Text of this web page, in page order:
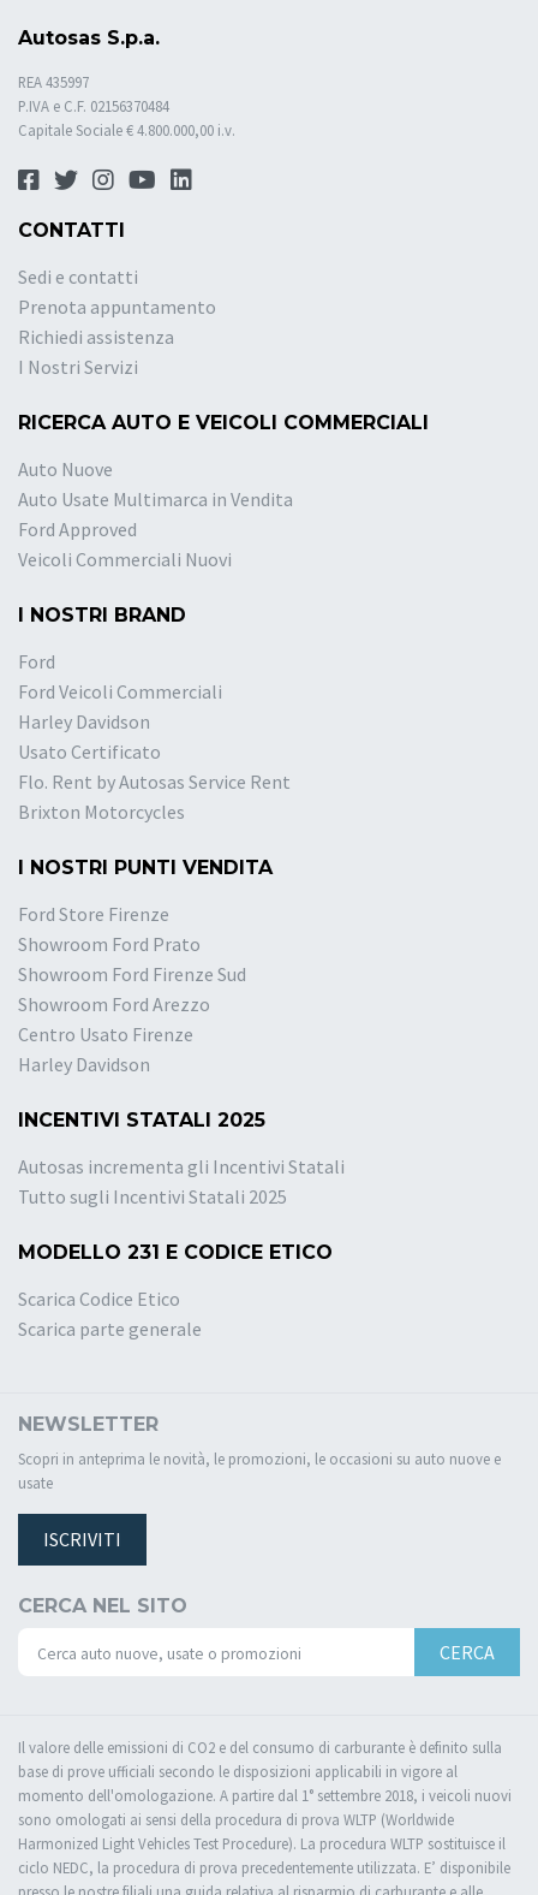
Autosas S.p.a.
REA 435997
P.IVA e C.F. 02156370484
Capitale Sociale € 4.800.000,00 i.v.
CONTATTI
Sedi e contatti
Prenota appuntamento
Richiedi assistenza
I Nostri Servizi
RICERCA AUTO E VEICOLI COMMERCIALI
Auto Nuove
Auto Usate Multimarca in Vendita
Ford Approved
Veicoli Commerciali Nuovi
I NOSTRI BRAND
Ford
Ford Veicoli Commerciali
Harley Davidson
Usato Certificato
Flo. Rent by Autosas Service Rent
Brixton Motorcycles
I NOSTRI PUNTI VENDITA
Ford Store Firenze
Showroom Ford Prato
Showroom Ford Firenze Sud
Showroom Ford Arezzo
Centro Usato Firenze
Harley Davidson
INCENTIVI STATALI 2025
Autosas incrementa gli Incentivi Statali
Tutto sugli Incentivi Statali 2025
MODELLO 231 E CODICE ETICO
Scarica Codice Etico
Scarica parte generale
NEWSLETTER
Scopri in anteprima le novità, le promozioni, le occasioni su auto nuove e
usate
ISCRIVITI
CERCA NEL SITO
CERCA
Il valore delle emissioni di CO2 e del consumo di carburante è definito sulla
base di prove ufficiali secondo le disposizioni applicabili in vigore al
momento dell'omologazione. A partire dal 1° settembre 2018, i veicoli nuovi
sono omologati ai sensi della procedura di prova WLTP (Worldwide
Harmonized Light Vehicles Test Procedure). La procedura WLTP sostituisce il
ciclo NEDC, la procedura di prova precedentemente utilizzata. E’ disponibile
presso le nostre filiali una guida relativa al risparmio di carburante e alle